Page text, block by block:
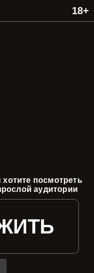
посмотреть
аудитории